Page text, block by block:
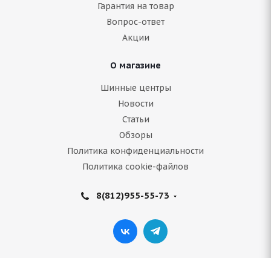
В наличии (менее 4 шт.)Гарантия на товар
Вопрос-ответ
Акции
О магазине
Шинные центры
Новости
Статьи
Обзоры
Политика конфиденциальности
Политика cookie-файлов
8(812)955-55-73